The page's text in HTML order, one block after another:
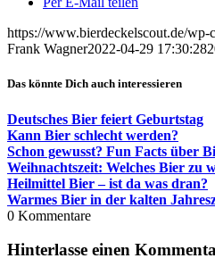
https://www.bierdeckelscout.de/wp-
Frank Wagner2022-04-29 17:30:28
Das könnte Dich auch interessieren
Deutsches Bier feiert Geburtstag
Kann Bier schlecht werden?
Schon gewusst? Fun Facts über
Weihnachtszeit: Welches Bier zu
Heilmittel Bier – ist da was dran?
Warmes Bier in der kalten
0 Kommentare
Hinterlasse einen